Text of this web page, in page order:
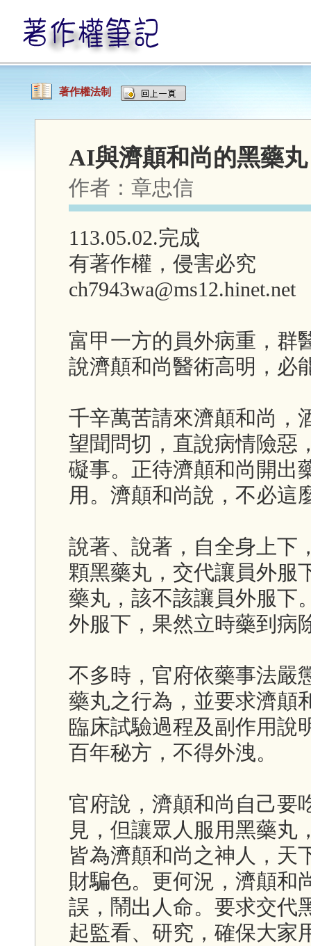
著作權法制
AI與濟顛和尚的黑藥丸
作者： 章忠信
113.05.02.完成
有著作權，侵害必究
ch7943wa@ms12.hinet.net
富甲一方的員外病重，群
說濟顛和尚醫術高明，必
千辛萬苦請來濟顛和尚，
望聞問切，直說病情險惡
礙事。正待濟顛和尚開出
用。濟顛和尚說，不必這
說著、說著，自全身上下
顆黑藥丸，交代讓員外服
藥丸，該不該讓員外服下
外服下，果然立時藥到病
不多時，官府依藥事法嚴
藥丸之行為，並要求濟顛
臨床試驗過程及副作用說
百年秘方，不得外洩。
官府說，濟顛和尚自己要
見，但讓眾人服用黑藥丸
皆為濟顛和尚之神人，天
財騙色。更何況，濟顛和
誤，鬧出人命。要求交代
起監看、研究，確保大家